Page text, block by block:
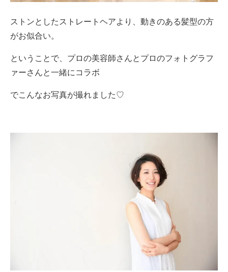
ストンとしたストレートヘアより、動きのある髪型の方
がお似合い。
ということで、プロの美容師さんとプロのフォトグラフ
ァーさんと一緒にコラボ
でこんなお写真が撮れました♡